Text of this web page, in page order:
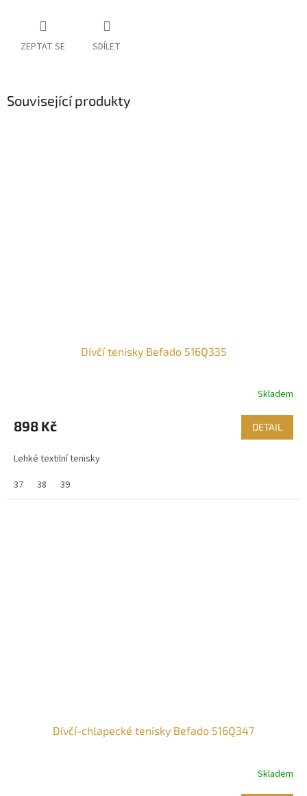
ZEPTAT SE SDÍLET
Související produkty
Dívčí tenisky Befado 516Q335
Skladem
898 Kč DETAIL
Lehké textilní tenisky
37
38 39
Dívčí-chlapecké tenisky Befado 516Q347
Skladem